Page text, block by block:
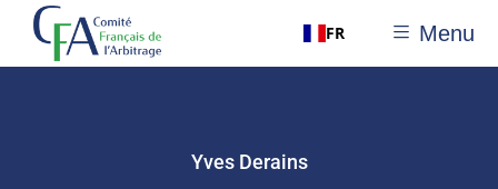
Menu
FR
Yves Derains